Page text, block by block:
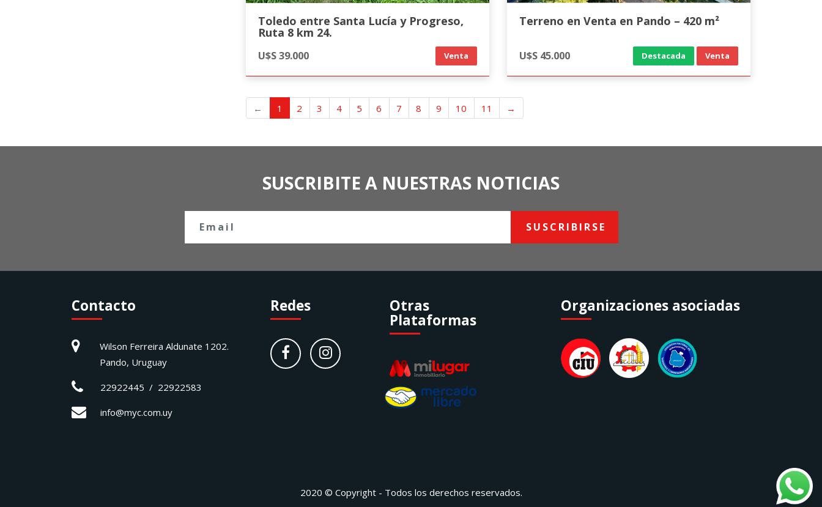
Toledo entre Santa Lucía y Progreso,
Ruta 8 km 24.
U$S 39.000 Venta
Terreno en Venta en Pando – 420 m²
U$S 45.000 Destacada Venta
← 1 2 3 4 5 6 7 8 9 10 11 →
SUSCRIBITE A NUESTRAS NOTICIAS
SUSCRIBIRSE
Contacto
Wilson Ferreira Aldunate 1202.
Pando, Uruguay
22922445 / 22922583
info@myc.com.uy
Redes Otras
Plataformas
Organizaciones asociadas
2020 © Copyright - Todos los derechos reservados.